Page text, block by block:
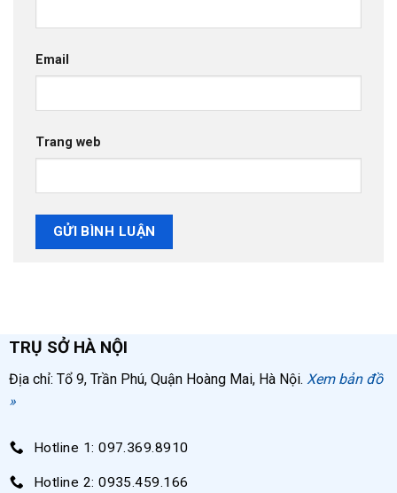
Email
Trang web
TRỤ SỞ HÀ NỘI
Địa chỉ: Tổ 9, Trần Phú, Quận Hoàng Mai, Hà Nội. Xem bản đồ
»
Hotline 1: 097.369.8910
Hotline 2: 0935.459.166